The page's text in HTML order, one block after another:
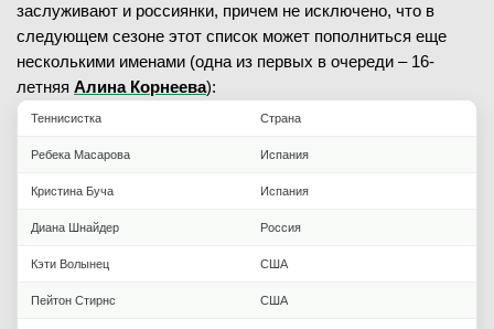
заслуживают и россиянки, причем не исключено, что в
следующем сезоне этот список может пополниться еще
несколькими именами (одна из первых в очереди – 16-
летняя Алина Корнеева):
Теннисистка Страна
Ребека Масарова Испания
Кристина Буча Испания
Диана Шнайдер Россия
Кэти Волынец США
Пейтон Стирнс США